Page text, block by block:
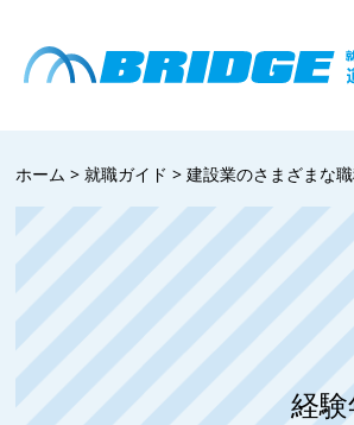
ホーム >就職ガイド >建設業のさまざまな
経